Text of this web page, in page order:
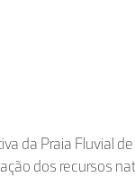
da Praia Fluvial
dos recursos